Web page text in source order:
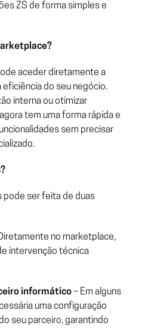
ZS de forma simples e
aceder diretamente a
do seu negócio.
interna ou otimizar
tem uma forma rápida e
sem precisar
pode ser feita de duas
no marketplace,
intervenção técnica
informático– Em alguns
uma configuração
seu parceiro, garantindo